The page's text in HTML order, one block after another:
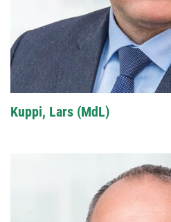
Kuppi, Lars (MdL)